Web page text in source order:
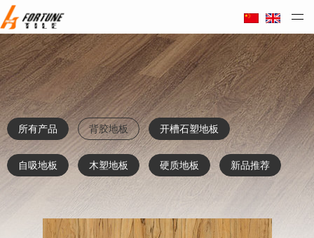
Taizhou Huali Plastic Co. Ltd
所有产品 背胶地板 开槽石塑地板
自吸地板 木塑地板 硬质地板 新品推荐